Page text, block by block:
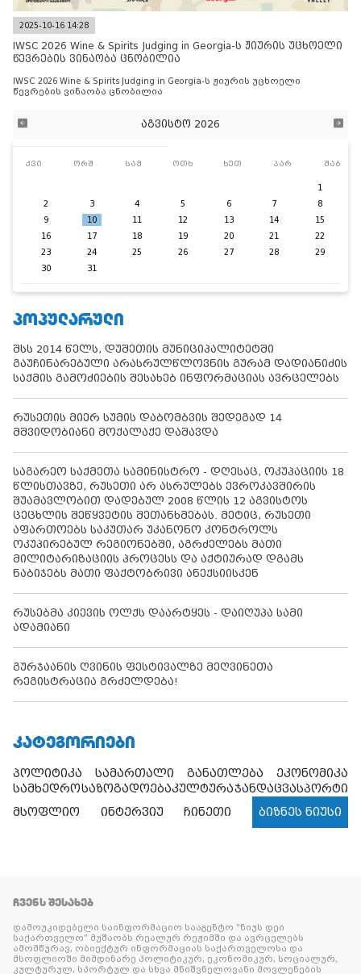
2025-10-16 14:28
IWSC 2026 Wine & Spirits Judging in Georgia-ს ჟიურის უცხოელი
წევრების ვინაობა ცნობილია
IWSC 2026 Wine & Spirits Judging in Georgia-ს ჟიურის უცხოელი
წევრების ვინაობა ცნობილია
აგვისტო 2026
კვი ორშ სამ ოთხ ხუთ პარ შაბ
1
2
3 4 5 6 7
8
9
10 11 12 13 14
15
16
17 18 19 20 21
22
23
24 25 26 27 28
29
30
31
ᲞᲝᲞᲣᲚᲐᲠᲣᲚᲘ
შსს 2014 წელს, დუშეთის მუნიციპალიტეტში
გაუჩინარებული არასრულწლოვნის გურამ დადიანიძის
საქმის გამოძიების შესახებ ინფორმაციას ავრცელებს
რუსეთის მიერ სუმის დაბომბვის შედეგად 14
მშვიდობიანი მოქალაქე დაშავდა
საგარეო საქმეთა სამინისტრო - დღესაც, ოკუპაციის 18
წლისთავზე, რუსეთი არ ასრულებს ევროკავშირის
შუამავლობით დადებულ 2008 წლის 12 აგვისტოს
ცეცხლის შეწყვეტის შეთანხმებას. მეტიც, რუსეთი
აფართოებს საკუთარ უკანონო კონტროლს
ოკუპირებულ რეგიონებში, აგრძელებს მათი
მილიტარიზაციის პროცესს და აქტიურად დგამს
ნაბიჯებს მათი ფაქტობრივი ანექსიისკენ
რუსებმა კიევის ოლქს დაარტყეს - დაიღუპა სამი
ადამიანი
გურჯაანის ღვინის ფესტივალზე მეღვინეთა
რეგისტრაცია გრძელდება!
ᲙᲐᲢᲔᲒᲝᲠᲘᲔᲑᲘ
პოლიტიკა სამართალი განათლება
ეკონომიკა
სამხედროსაზოგადოებაკულტურაჯანდაცვასპორტი
მსოფლიო
ინტერვიუ ჩინეთი ბიზნეს ნიუსი
ᲩᲕᲔᲜᲡ ᲨᲔᲡᲐᲮᲔᲑ
დამოუკიდებელი საინფორმაციო სააგენტო “ნიუს დეი
საქართველო” მუშაობს რეალურ რეჟიმში და ავრცელებს
ამომწურავ, ობიექტურ ინფორმაციას საქართველოსა და
მსოფლიოში მიმდინარე პოლიტიკურ, ეკონომიკურ, სოციალურ,
კულტურულ, სპორტულ და სხვა მნიშვნელოვანი მოვლენების